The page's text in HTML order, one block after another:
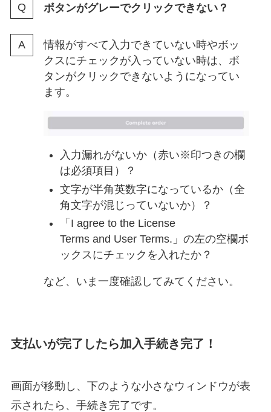
ボタンがグレーでクリックできない？
情報がすべて入力できていない時やボッ
クスにチェックが入っていない時は、ボ
タンがクリックできないようになってい
ます。
入力漏れがないか（赤い※印つきの欄
は必須項目）？
文字が半角英数字になっているか（全
角文字が混じっていないか）？
「I agree to the License
Terms and User Terms.」の左の空欄ボ
ックスにチェックを入れたか？
など、いま一度確認してみてください。
支払いが完了したら加入手続き完了！
画面が移動し、下のような小さなウィンドウが表
示されたら、手続き完了です。